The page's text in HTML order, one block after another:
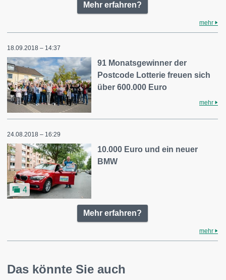
Mehr erfahren?
mehr
18.09.2018 – 14:37
91 Monatsgewinner der
Postcode Lotterie freuen sich
über 600.000 Euro
mehr
24.08.2018 – 16:29
4
10.000 Euro und ein neuer
BMW
Mehr erfahren?
mehr
Das könnte Sie auch